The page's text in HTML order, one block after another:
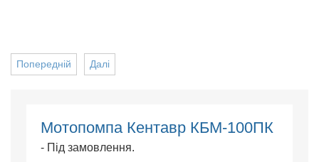
Далі
Попередній
Мотопомпа Кентавр КБМ-100ПК
- Під замовлення.